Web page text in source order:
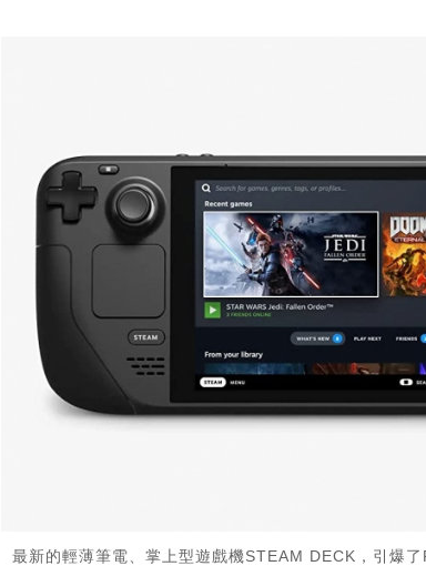
最新的輕薄筆電、掌上型遊戲機STEAM DECK，引爆